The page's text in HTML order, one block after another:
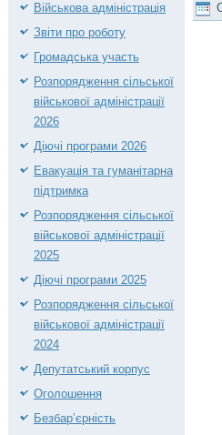
Військова адміністрація
Звіти про роботу
Громадська участь
Розпорядження сільської
військової адміністрації
2026
Діючі програми 2026
Евакуація та гуманітарна
підтримка
Розпорядження сільської
військової адміністрації
2025
Діючі програми 2025
Розпорядження сільської
військової адміністрації
2024
Депутатський корпус
Оголошення
Безбар’єрність